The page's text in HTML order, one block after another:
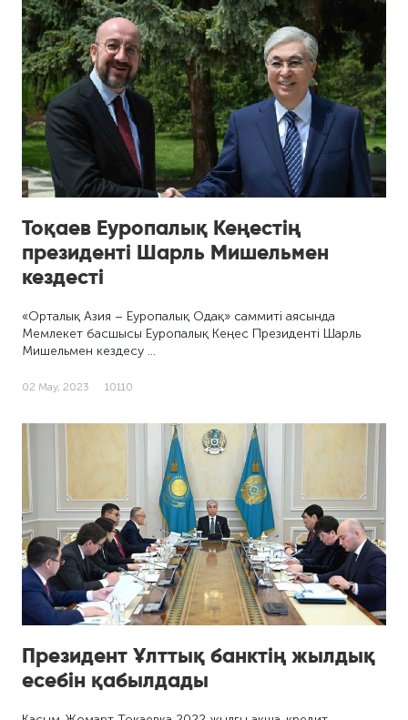
Тоқаев Еуропалық Кеңестің
президенті Шарль Мишельмен
кездесті
«Орталық Азия – Еуропалық Одақ» саммиті аясында
Мемлекет басшысы Еуропалық Кеңес Президенті Шарль
Мишельмен кездесу …
02 Мау, 2023 10110
Президент Ұлттық банктің жылдық
есебін қабылдады